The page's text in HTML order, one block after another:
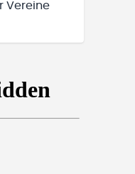
Vereine